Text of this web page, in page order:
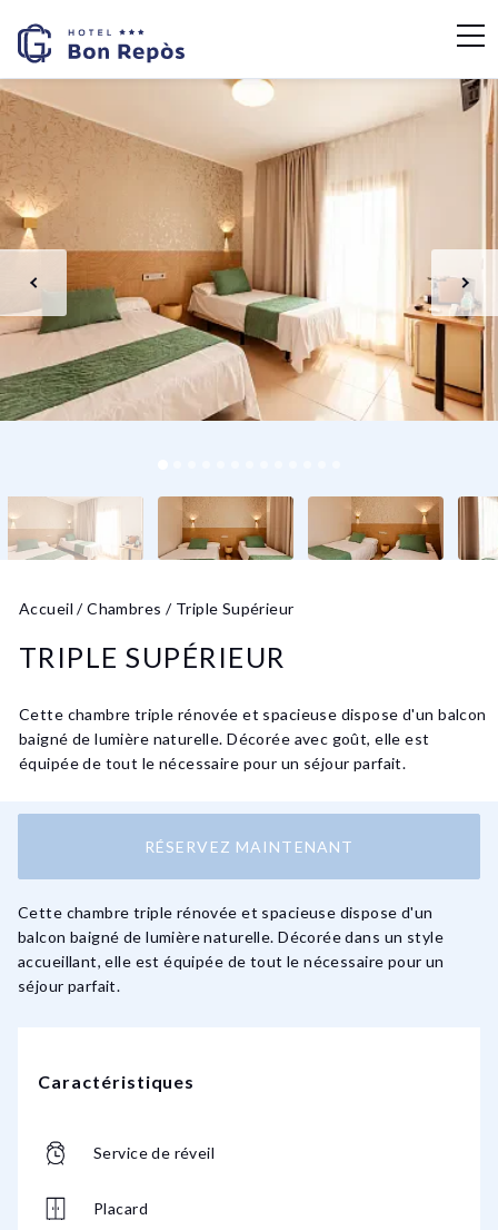
Accueil /Chambres / Triple Supérieur
TRIPLE SUPÉRIEUR
Cette chambre triple rénovée et spacieuse dispose d'un balcon
baigné de lumière naturelle. Décorée avec goût, elle est
équipée de tout le nécessaire pour un séjour parfait.
RÉSERVEZ MAINTENANT
Cette chambre triple rénovée et spacieuse dispose d'un
balcon baigné de lumière naturelle. Décorée dans un style
accueillant, elle est équipée de tout le nécessaire pour un
séjour parfait.
Caractéristiques
Service de réveil
Placard